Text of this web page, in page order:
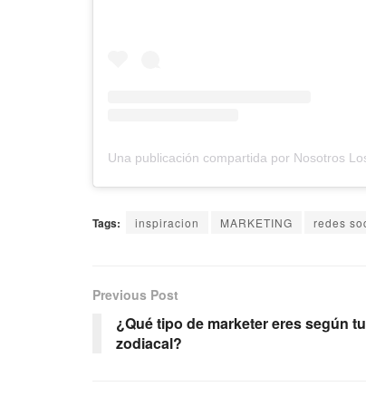
Tags: inspiracion MARKETING redes
Previous Post
¿Qué tipo de marketer eres según
zodiacal?